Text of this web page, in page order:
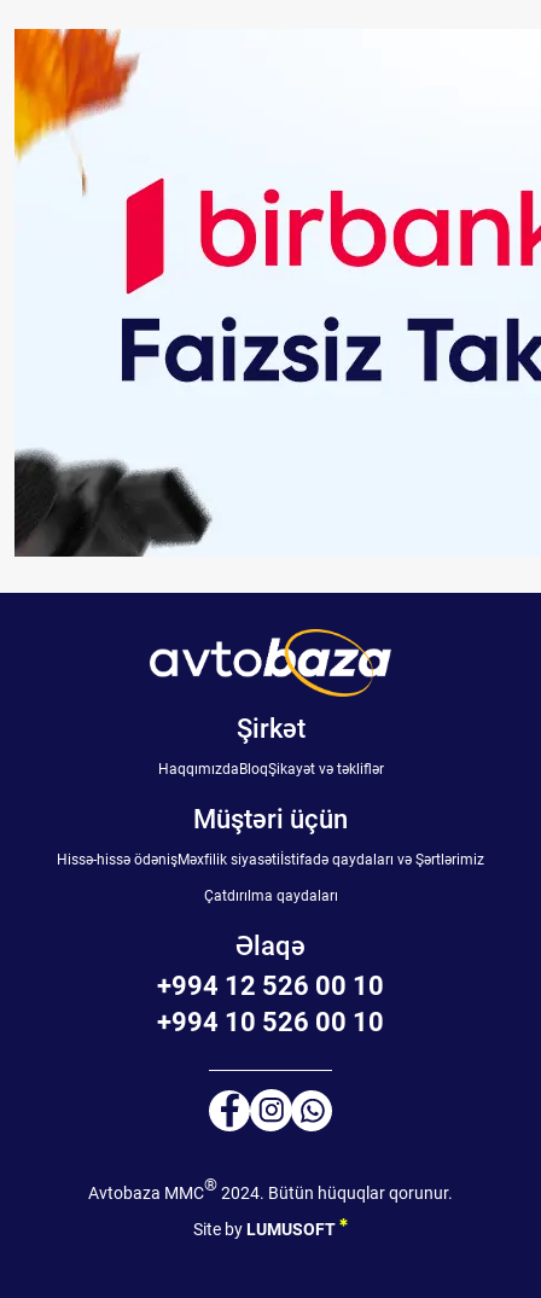
Şirkət
HaqqımızdaBloqŞikayət və təkliflər
Müştəri üçün
Hissə-hissə ödənişMəxfilik siyasətiİstifadə qaydaları və Şərtlərimiz
Çatdırılma qaydaları
Əlaqə
+994 12 526 00 10
+994 10 526 00 10
Avtobaza MMC®2024. Bütün hüquqlar qorunur.
Site byLUMUSOFT